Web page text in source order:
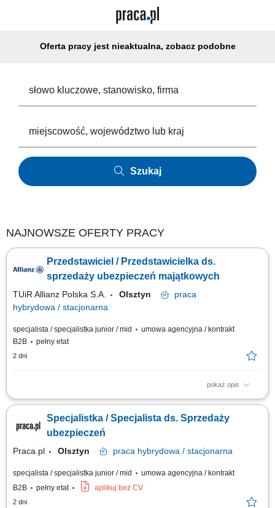
Oferta pracy jest nieaktualna, zobacz podobne
Szukaj
NAJNOWSZE OFERTY PRACY
Przedstawiciel / Przedstawicielka ds.
sprzedaży ubezpieczeń majątkowych
TUiR Allianz Polska S.A. Olsztyn
praca
hybrydowa / stacjonarna
specjalista / specjalistka junior / mid
umowa agencyjna / kontrakt
B2B
pełny etat
2 dni
pokaż opis
Zakres obowiązków: Budowanie i rozwijanie relacji z klientami; Analiza
Prowadzenie spotkań online i stacjonarnych; Rozwijanie własnego
portfela klientów; Aktywne pozyskiwanie nowych kontaktów biznesowych;
Specjalistka / Specjalista ds. Sprzedaży
ubezpieczeń
Praca.pl Olsztyn praca hybrydowa / stacjonarna
specjalista / specjalistka junior / mid
umowa agencyjna / kontrakt
B2B
pełny etat aplikuj bez CV
2 dni